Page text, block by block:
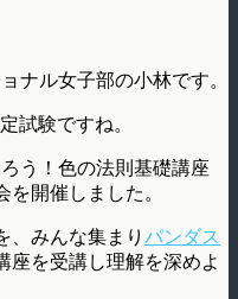
ナル女子部の小林です。
試験ですね。
う！色の法則基礎講座
を開催しました。
、みんな集まり パンダス
座を受講し理解を深めよ